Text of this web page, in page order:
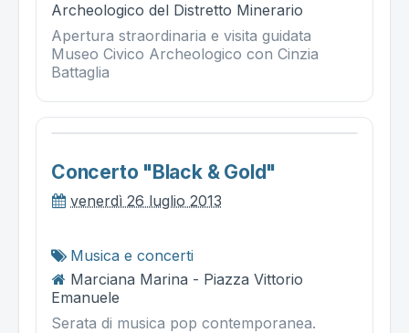
Archeologico del Distretto Minerario
Apertura straordinaria e visita guidata
Museo Civico Archeologico con Cinzia
Battaglia
Concerto "black & Gold"
venerdì 26 luglio 2013
Musica e concerti
Marciana Marina - Piazza Vittorio
Emanuele
Serata di musica pop contemporanea.